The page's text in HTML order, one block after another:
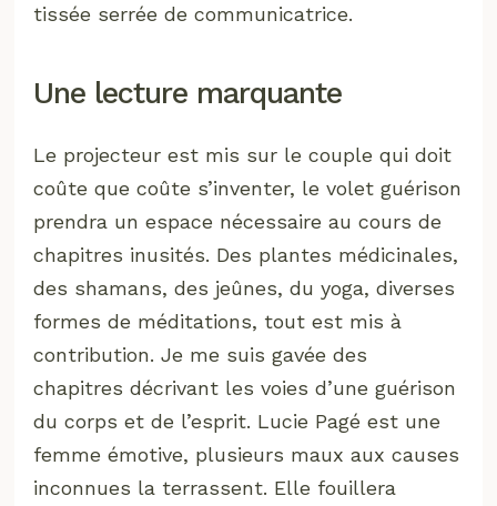
tissée serrée de communicatrice.
Une lecture marquante
Le projecteur est mis sur le couple qui doit
coûte que coûte s’inventer, le volet guérison
prendra un espace nécessaire au cours de
chapitres inusités. Des plantes médicinales,
des shamans, des jeûnes, du yoga, diverses
formes de méditations, tout est mis à
contribution. Je me suis gavée des
chapitres décrivant les voies d’une guérison
du corps et de l’esprit. Lucie Pagé est une
femme émotive, plusieurs maux aux causes
inconnues la terrassent. Elle fouillera